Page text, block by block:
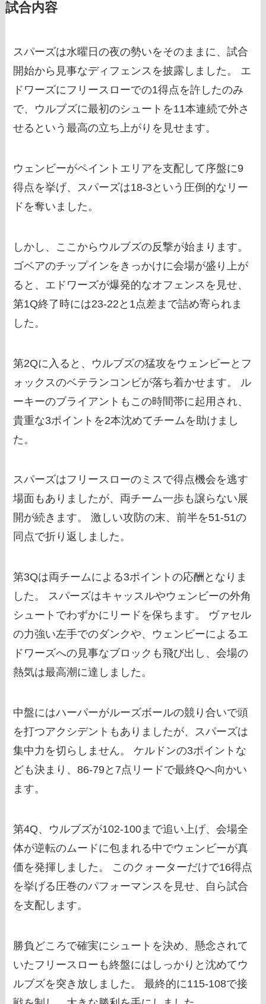
試合内容
スパーズは水曜日の夜の勢いをそのままに、試合
開始から見事なディフェンスを披露しました。 エ
ドワーズにフリースローでの1得点を許したのみ
で、ウルブズに最初のシュートを11本連続で外さ
せるという最高の立ち上がりを見せます。
ウェンビーがペイントエリアを支配して序盤に9
得点を挙げ、スパーズは18-3という圧倒的なリー
ドを奪いました。
しかし、ここからウルブズの反撃が始まります。
ゴベアのチップインをきっかけに会場が盛り上が
ると、エドワーズが爆発的なオフェンスを見せ、
第1Q終了時には23-22と1点差まで詰め寄られま
した。
第2Qに入ると、ウルブズの猛攻をウェンビーとフ
ォックスのベテランコンビが落ち着かせます。 ル
ーキーのブライアントもこの時間帯に起用され、
貴重な3ポイントを2本沈めてチームを助けまし
た。
スパーズはフリースローのミスで得点機会を逃す
場面もありましたが、両チーム一歩も譲らない展
開が続きます。 激しい攻防の末、前半を51-51の
同点で折り返しました。
第3Qは両チームによる3ポイントの応酬となりま
した。 スパーズはキャッスルやウェンビーの外角
シュートでわずかにリードを保ちます。 ヴァセル
の力強い左手でのダンクや、ウェンビーによるエ
ドワーズへの見事なブロックも飛び出し、会場の
熱気は最高潮に達しました。
中盤にはハーパーがルーズボールの競り合いで頭
を打つアクシデントもありましたが、スパーズは
集中力を切らしません。 ケルドンの3ポイントな
ども決まり、86-79と7点リードで最終Qへ向かい
ます。
第4Q、ウルブズが102-100まで追い上げ、会場全
体が逆転のムードに包まれる中でウェンビーが真
価を発揮しました。 このクォーターだけで16得点
を挙げる圧巻のパフォーマンスを見せ、自ら試合
を支配します。
勝負どころで確実にシュートを決め、懸念されて
いたフリースローも終盤にはしっかりと沈めてウ
ルブズを突き放しました。 最終的に115-108で接